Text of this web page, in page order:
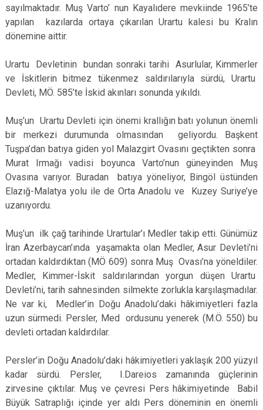
sayılmaktadır. Muş Varto’ nun Kayalıdere mevkiinde 1965’te
yapılan kazılarda ortaya çıkarılan Urartu kalesi bu Kralın
dönemine aittir.
Urartu Devletinin bundan sonraki tarihi Asurlular, Kimmerler
ve İskitlerin bitmez tükenmez saldırılarıyla sürdü, Urartu
Devleti, MÖ. 585’te İskid akınları sonunda yıkıldı.
Muş’un Urartu Devleti için önemi krallığın batı yolunun önemli
bir merkezi durumunda olmasından geliyordu. Başkent
Tuşpa’dan batıya giden yol Malazgirt Ovasını geçtikten sonra
Murat Irmağı vadisi boyunca Varto’nun güneyinden Muş
Ovasına varıyor. Buradan batıya yöneliyor, Bingöl üstünden
Elazığ-Malatya yolu ile de Orta Anadolu ve Kuzey Suriye’ye
uzanıyordu.
Muş’un ilk çağ tarihinde Urartular’ı Medler takip etti. Günümüz
İran Azerbaycan’ında yaşamakta olan Medler, Asur Devleti’ni
ortadan kaldırdıktan (MÖ 609) sonra Muş Ovası’na yöneldiler.
Medler, Kimmer-İskit saldırılarından yorgun düşen Urartu
Devleti’ni, tarih sahnesinden silmekte zorlukla karşılaşmadılar.
Ne var ki, Medler’in Doğu Anadolu’daki hâkimiyetleri fazla
uzun sürmedi. Persler, Med ordusunu yenerek (M.Ö. 550) bu
devleti ortadan kaldırdılar.
Persler’in Doğu Anadolu’daki hâkimiyetleri yaklaşık 200 yüzyıl
kadar sürdü. Persler, I.Dareios zamanında güçlerinin
zirvesine çıktılar. Muş ve çevresi Pers hâkimiyetinde Babil
Büyük Satraplığı içinde yer aldı Pers döneminin en önemli